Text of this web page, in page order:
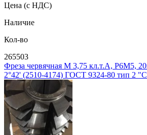
Цена (с НДС)
Наличие
Кол-во
265503
Фреза червячная М 3,75 кл.т.А, Р6М5,
2°42' (2510-4174) ГОСТ 9324-80 тип 2